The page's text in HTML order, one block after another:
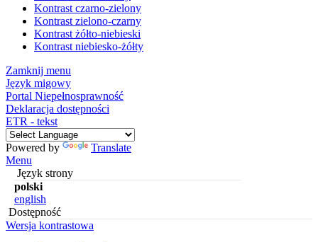
Kontrast czarno-zielony
Kontrast zielono-czarny
Kontrast żółto-niebieski
Kontrast niebiesko-żółty
Zamknij menu
Język migowy
Portal Niepełnosprawność
Deklaracja dostępności
ETR - tekst
Powered by
Translate
Menu
Język strony
polski
english
Dostępność
Wersja kontrastowa